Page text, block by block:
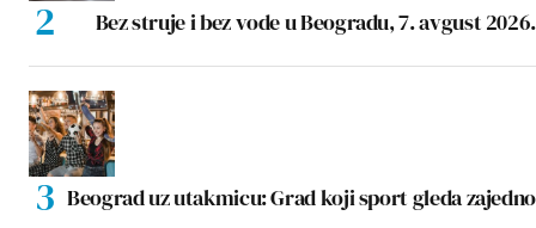
Bez struje i bez vode u Beogradu, 7. avgust 2026.
Beograd uz utakmicu: Grad koji sport gleda zajedno